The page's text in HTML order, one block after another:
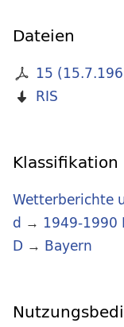
Dateien
15
RIS
Klassifikation
Wetterberichte
d → 1949-1990
D → Bayern